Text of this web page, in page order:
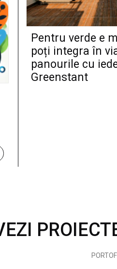
Pentru verde e
poți integra în
panourile cu
Greenstant